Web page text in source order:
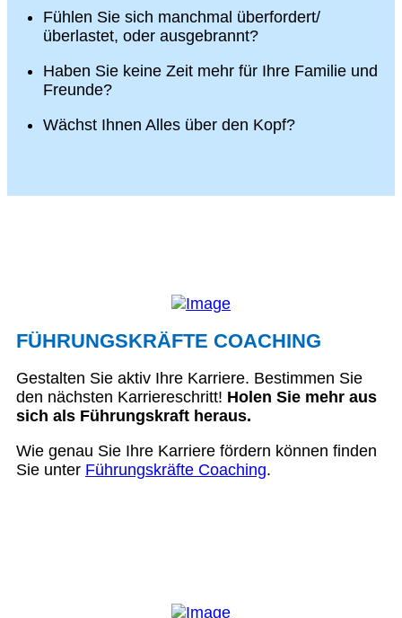
Fühlen Sie sich manchmal überfordert/
überlastet, oder ausgebrannt?
Haben Sie keine Zeit mehr für Ihre Familie und
Freunde?
Wächst Ihnen Alles über den Kopf?
FÜHRUNGSKRÄFTE COACHING
Gestalten Sie aktiv Ihre Karriere. Bestimmen Sie
den nächsten Karriereschritt! Holen Sie mehr aus
sich als Führungskraft heraus.
Wie genau Sie Ihre Karriere fördern können finden
Sie unter Führungskräfte Coaching.